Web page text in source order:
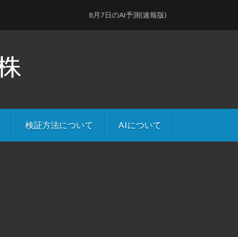
検証方法について AIについて
8月7日のAI予測(速報版)